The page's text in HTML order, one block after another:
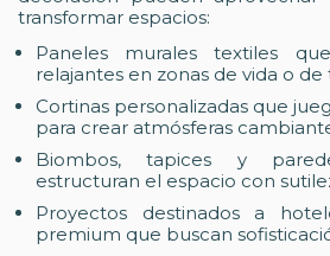
transformar espacios:
Paneles murales textiles
relajantes en zonas de vida o de
Cortinas personalizadas que
para crear atmósferas
Biombos, tapices y
estructuran el espacio con
Proyectos destinados a
premium que buscan